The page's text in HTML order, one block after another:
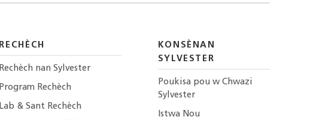
RECHÈCH
Rechèch nan Sylvester
Program Rechèch
Lab & Sant Rechèch
KONSÈNAN
SYLVESTER
Poukisa pou w Chwazi
Sylvester
Istwa Nou